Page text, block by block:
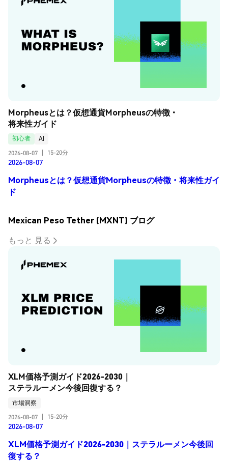
Morpheusとは？仮想通貨Morpheusの特徴・
将来性ガイド
初心者
AI
2026-08-07
15-20分
2026-08-07
Morpheusとは？仮想通貨Morpheusの特徴・将来性ガイ
ド
Mexican Peso Tether (MXNT) ブログ
もっと 見る
XLM価格予測ガイド2026-2030｜
ステラルーメン今後回復する？
市場洞察
2026-08-07
15-20分
2026-08-07
XLM価格予測ガイド2026-2030｜ステラルーメン今後回
復する？